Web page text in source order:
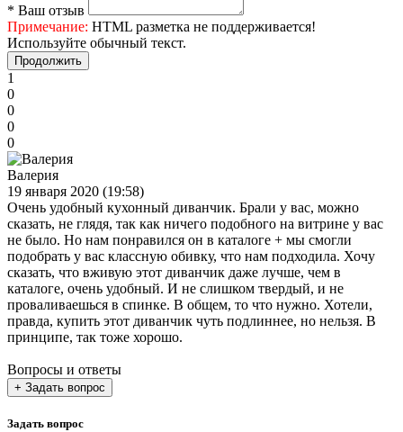
* Ваш отзыв
Примечание: HTML разметка не поддерживается!
Используйте обычный текст.
Продолжить
1
0
0
0
0
Валерия
19 января 2020 (19:58)
Очень удобный кухонный диванчик. Брали у вас, можно
сказать, не глядя, так как ничего подобного на витрине у вас
не было. Но нам понравился он в каталоге + мы смогли
подобрать у вас классную обивку, что нам подходила. Хочу
сказать, что вживую этот диванчик даже лучше, чем в
каталоге, очень удобный. И не слишком твердый, и не
проваливаешься в спинке. В общем, то что нужно. Хотели,
правда, купить этот диванчик чуть подлиннее, но нельзя. В
принципе, так тоже хорошо.
Вопросы и ответы
+ Задать вопрос
Задать вопрос